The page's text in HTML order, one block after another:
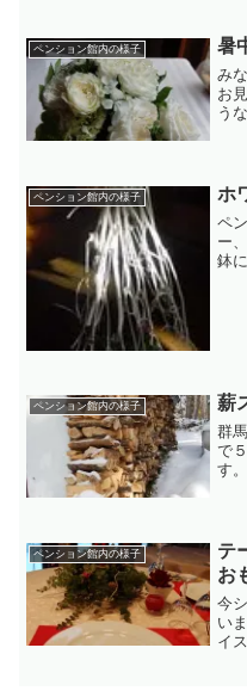
は
ダ
ペンション館内の様子 暑
み
お
う
か
る
ペンション館内の様子 ホ
ペ
ー
鉢
ペンション館内の様子 薪
群
で
す
す
ペンション館内の様子
テ
お
今
い
イ